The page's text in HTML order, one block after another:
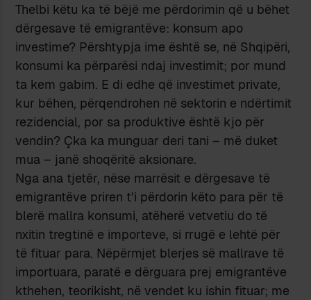
Thelbi këtu ka të bëjë me përdorimin që u bëhet
dërgesave të emigrantëve: konsum apo
investime? Përshtypja ime është se, në Shqipëri,
konsumi ka përparësi ndaj investimit; por mund
ta kem gabim. E di edhe që investimet private,
kur bëhen, përqendrohen në sektorin e ndërtimit
rezidencial, por sa produktive është kjo për
vendin? Çka ka munguar deri tani – më duket
mua – janë shoqëritë aksionare.
Nga ana tjetër, nëse marrësit e dërgesave të
emigrantëve priren t’i përdorin këto para për të
blerë mallra konsumi, atëherë vetvetiu do të
nxitin tregtinë e importeve, si rrugë e lehtë për
të fituar para. Nëpërmjet blerjes së mallrave të
importuara, paratë e dërguara prej emigrantëve
kthehen, teorikisht, në vendet ku ishin fituar; me